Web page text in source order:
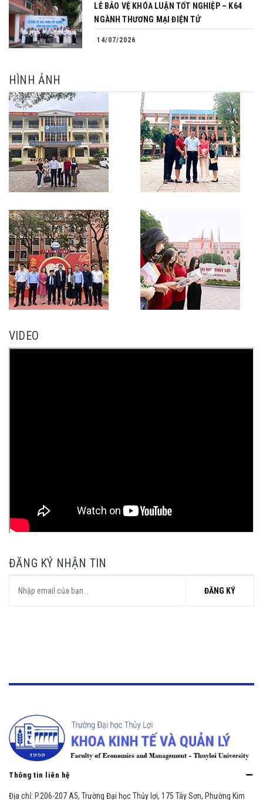
LỄ BẢO VỆ KHÓA LUẬN TỐT NGHIỆP – K64
NGÀNH THƯƠNG MẠI ĐIỆN TỬ
14/07/2026
HÌNH ẢNH
VIDEO
ĐĂNG KÝ NHẬN TIN
ĐĂNG KÝ
Thông tin liên hệ
Địa chỉ: P.206-207 A5, Trường Đại học Thủy lợi, 175 Tây Sơn, Phường Kim